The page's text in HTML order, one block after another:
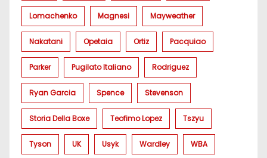
Lomachenko Magnesi Mayweather
Nakatani Opetaia Ortiz Pacquiao
Parker Pugilato Italiano Rodriguez
Ryan Garcia Spence Stevenson
Storia Della Boxe Teofimo Lopez Tszyu
Tyson UK Usyk Wardley WBA